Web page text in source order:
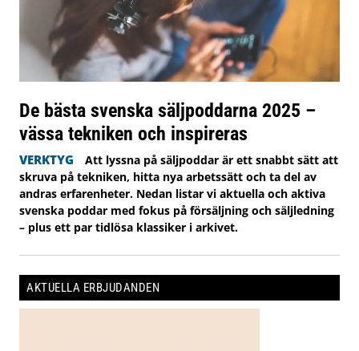
De bästa svenska säljpoddarna 2025 –
vässa tekniken och inspireras
VERKTYG
Att lyssna på säljpoddar är ett snabbt sätt att
skruva på tekniken, hitta nya arbetssätt och ta del av
andras erfarenheter. Nedan listar vi aktuella och aktiva
svenska poddar med fokus på försäljning och säljledning
– plus ett par tidlösa klassiker i arkivet.
AKTUELLA ERBJUDANDEN